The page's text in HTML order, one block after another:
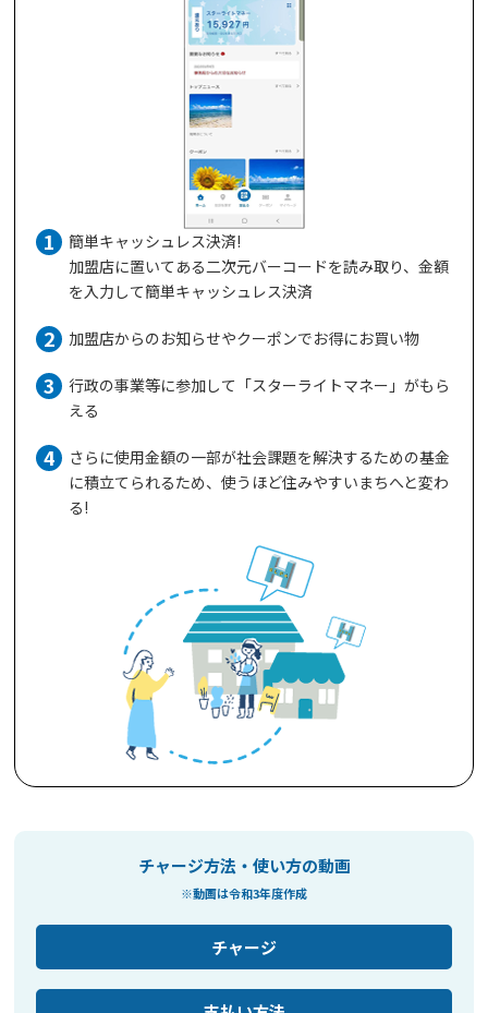
簡単キャッシュレス決済!
加盟店に置いてある二次元バーコードを読み取り、金額
を入力して簡単キャッシュレス決済
加盟店からのお知らせやクーポンでお得にお買い物
行政の事業等に参加して「スターライトマネー」がもら
える
さらに使用金額の一部が社会課題を解決するための基金
に積立てられるため、使うほど住みやすいまちへと変わ
る!
チャージ方法・使い方の動画
※動画は令和3年度作成
チャージ